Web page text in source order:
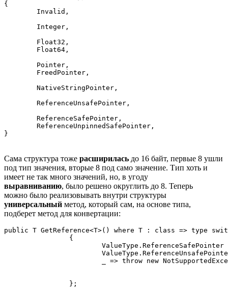
{
}
Сама структура тоже расширилась до 16 байт, первые 8 ушли
под тип значения, вторые 8 под само значение. Тип хоть и
имеет не так много значений, но, в угоду
выравниванию, было решено округлить до 8. Теперь
можно было реализовывать внутри структуры
универсальный метод, который сам, на основе типа,
подберет метод для конвертации:
public T GetReference<T>() where T : class => type
		};